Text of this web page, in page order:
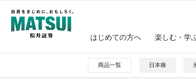
はじめての方へ 楽しむ・学
商品一覧 日本株